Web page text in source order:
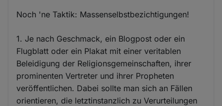
Noch 'ne Taktik: Massenselbstbezichtigungen!
1. Je nach Geschmack, ein Blogpost oder ein
Flugblatt oder ein Plakat mit einer veritablen
Beleidigung der Religionsgemeinschaften, ihrer
prominenten Vertreter und ihrer Propheten
veröffentlichen. Dabei sollte man sich an Fällen
orientieren, die letztinstanzlich zu Verurteilungen